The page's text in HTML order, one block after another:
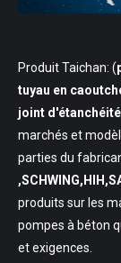
Produit Taichan: (
tuyau en
joint
marchés et
parties du
produits sur les
pompes à béton
et exigences.